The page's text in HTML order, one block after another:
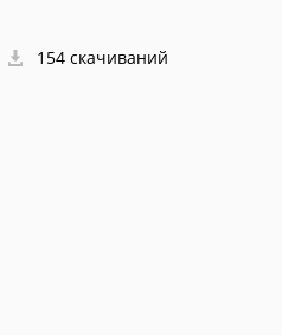
154 скачиваний